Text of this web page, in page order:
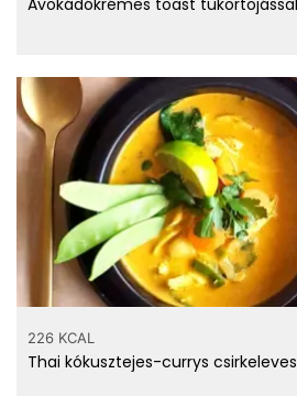
226 KCAL
Thai kókusztejes-currys csirkeleves